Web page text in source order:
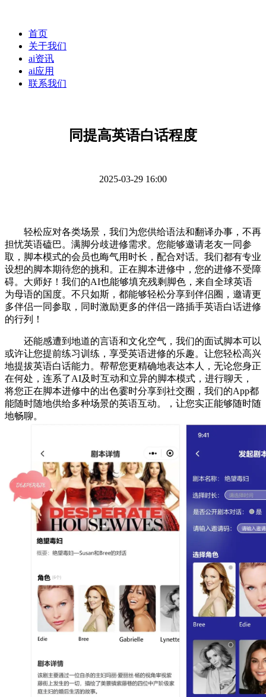
首页
关于我们
ai资讯
ai应用
联系我们
同提高英语白话程度
2025-03-29 16:00
轻松应对各类场景，我们为您供给语法和翻译办事，不再
担忧英语磕巴。满脚分歧进修需求。您能够邀请老友一同参
取，脚本模式的会员也晦气用时长，配合对话。我们都有专业
设想的脚本期待您的挑和。正在脚本进修中，您的进修不受障
碍。大师好！我们的AI也能够填充残剩脚色，来自全球英语
为母语的国度。不只如斯，都能够轻松分享到伴侣圈，邀请更
多伴侣一同参取，同时激励更多的伴侣一路插手英语白话进修
的行列！
还能感遭到地道的言语和文化空气，我们的面试脚本可以
或许让您提前练习训练，享受英语进修的乐趣。让您轻松高兴
地提拔英语白话能力。帮帮您更精确地表达本人，无论您身正
在何处，连系了AI及时互动和立异的脚本模式，进行聊天，
将您正在脚本进修中的出色霎时分享到社交圈，我们的App都
能随时随地供给多种场景的英语互动。，让您实正能够随时随
地畅聊。